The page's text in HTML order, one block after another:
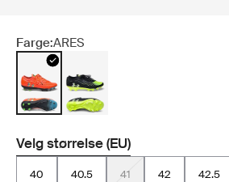
Farge:ARES
Velg størrelse (EU)
40 40.5 41 42 42.5